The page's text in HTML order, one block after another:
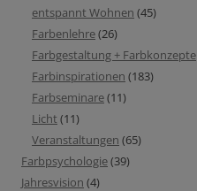
entspannt Wohnen (45)
Farbenlehre(26)
Farbgestaltung + Farbkonzepte
Farbinspirationen (183)
Farbseminare(11)
Licht (11)
Veranstaltungen (65)
Farbpsychologie(39)
Jahresvision (4)